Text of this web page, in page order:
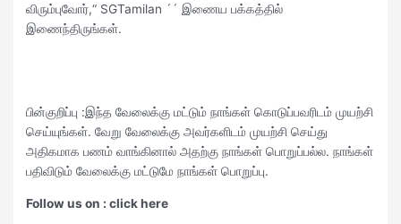
விரும்புவோர்,“ SGTamilan ´´ இணைய பக்கத்தில்
இணைந்திருங்கள்.
பின்குறிப்பு :இந்த வேலைக்கு மட்டும் நாங்கள் கொடுப்பவரிடம் முயற்சி
செய்யுங்கள். வேறு வேலைக்கு அவர்களிடம் முயற்சி செய்து
அதிகமாக பணம் வாங்கினால் அதற்கு நாங்கள் பொறுப்பல்ல. நாங்கள்
பதிவிடும் வேலைக்கு மட்டுமே நாங்கள் பொறுப்பு.
Follow us on : click here